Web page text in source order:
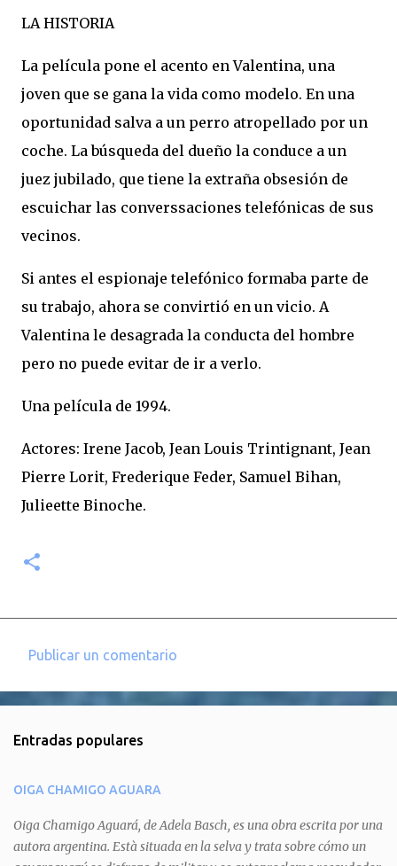
LA HISTORIA
La película pone el acento en Valentina, una
joven que se gana la vida como modelo. En una
oportunidad salva a un perro atropellado por un
coche. La búsqueda del dueño la conduce a un
juez jubilado, que tiene la extraña obsesión de
escuichar las converssaciones telefónicas de sus
vecinos.
Si antes el espionaje telefónico formaba parte de
su trabajo, ahora se convirtió en un vicio. A
Valentina le desagrada la conducta del hombre
pero no puede evitar de ir a verlo.
Una película de 1994.
Actores: Irene Jacob, Jean Louis Trintignant, Jean
Pierre Lorit, Frederique Feder, Samuel Bihan,
Julieette Binoche.
e
t
a
r
Publicar un comentario
Entradas populares
OIGA CHAMIGO AGUARA
Oiga Chamigo Aguará, de Adela Basch, es una obra escrita por una
autora argentina. Està situada en la selva y trata sobre cómo un